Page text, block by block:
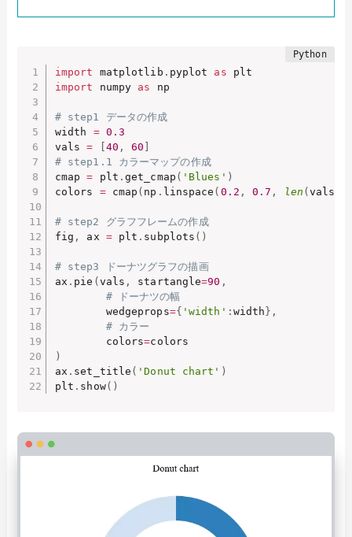
import matplotlib . pyplot as
import numpy as np
# step1 データの作成
width = 0.3
vals = 40 , 60
# step1.1 カラーマップの作成
cmap = plt .get_cmap ( 'Blues' )
colors = cmap ( np . linspace ( 0.2 , 0.7 , len (vals
# step2 グラフフレームの作成
fig , ax = plt . subplots ( )
# step3 ドーナツグラフの描画
ax . pie ( vals , startangle=90 ,
# ドーナツの幅
        wedgeprops
={ 'width' : width } ,
# カラー
        colors
=
)
ax . set_title ( 'Donut chart' )
plt . show( )